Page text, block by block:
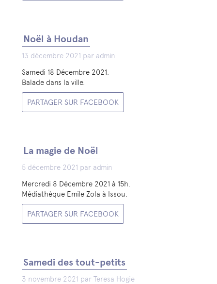
Noël à Houdan
13 décembre 2021 par admin
Samedi 18 Décembre 2021.
Balade dans la ville.
PARTAGER SUR FACEBOOK
La magie de Noël
5 décembre 2021 par admin
Mercredi 8 Décembre 2021 à 15h.
Médiathèque Emile Zola à Issou.
PARTAGER SUR FACEBOOK
Samedi des tout-petits
3 novembre 2021 par Teresa Hogie